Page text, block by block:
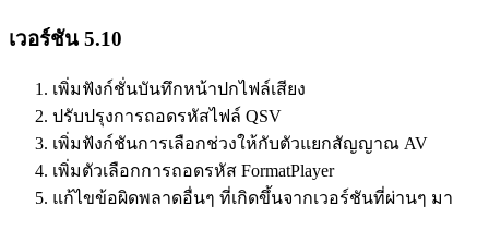
เวอร์ชัน 5.10
เพิ่มฟังก์ชั่นบันทึกหน้าปกไฟล์เสียง
ปรับปรุงการถอดรหัสไฟล์ QSV
เพิ่มฟังก์ชันการเลือกช่วงให้กับตัวแยกสัญญาณ AV
เพิ่มตัวเลือกการถอดรหัส FormatPlayer
แก้ไขข้อผิดพลาดอื่นๆ ที่เกิดขึ้นจากเวอร์ชันที่ผ่านๆ มา